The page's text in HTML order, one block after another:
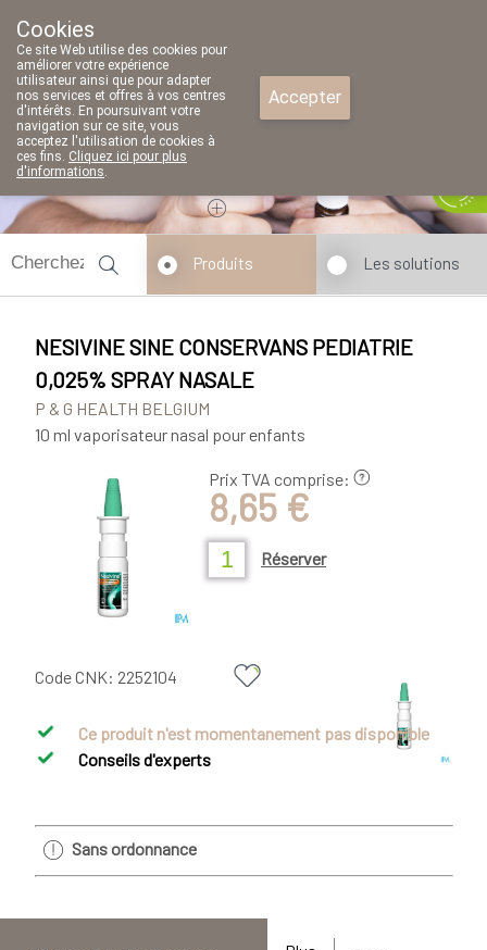
Aujourd'hui
Produits Les solutions
NESIVINE SINE CONSERVANS PEDIATRIE
0,025% SPRAY NASALE
P & G HEALTH BELGIUM
10 ml vaporisateur nasal pour enfants
Prix TVA comprise:
8,65 €
Réserver
Code CNK: 2252104
Ce produit n'est momentanement pas disponible
Conseils d'experts
Sans ordonnance
Cookies
Ce site Web utilise des cookies pour
améliorer votre expérience
utilisateur ainsi que pour adapter
nos services et offres à vos centres
d'intérêts. En poursuivant votre
navigation sur ce site, vous
acceptez l'utilisation de cookies à
ces fins. Cliquez ici pour plus
d'informations.
Accepter